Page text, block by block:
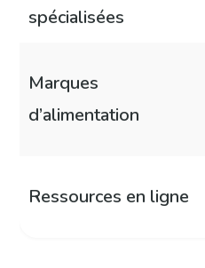
spécialisées
Marques
d’alimentation
Ressources en ligne